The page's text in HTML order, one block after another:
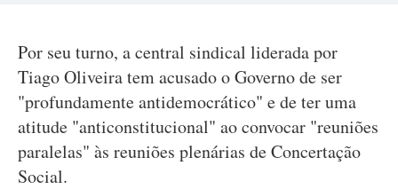
Por seu turno, a central sindical liderada por
Tiago Oliveira tem acusado o Governo de ser
"profundamente antidemocrático" e de ter uma
atitude "anticonstitucional" ao convocar "reuniões
paralelas" às reuniões plenárias de Concertação
Social.